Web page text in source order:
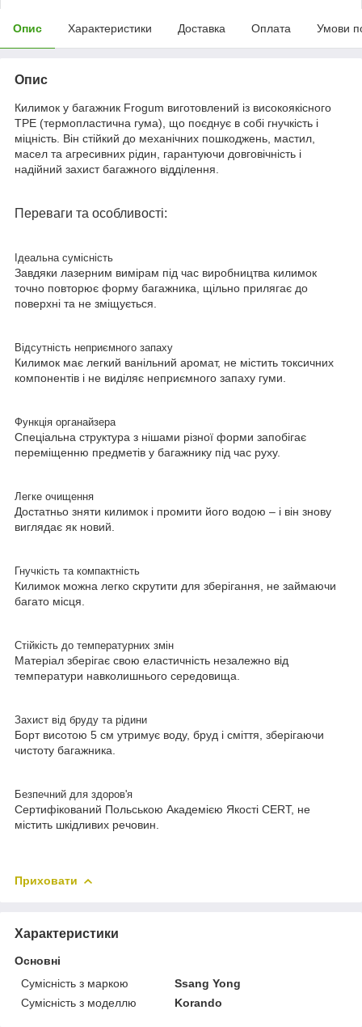
Опис Характеристики Доставка Оплата Умови
Опис
Килимок у багажник Frogum виготовлений із високоякісного
TPE (термопластична гума), що поєднує в собі гнучкість і
міцність. Він стійкий до механічних пошкоджень, мастил,
масел та агресивних рідин, гарантуючи довговічність і
надійний захист багажного відділення.
Переваги та особливості:
Ідеальна сумісність
Завдяки лазерним вимірам під час виробництва килимок
точно повторює форму багажника, щільно прилягає до
поверхні та не зміщується.
Відсутність неприємного запаху
Килимок має легкий ванільний аромат, не містить токсичних
компонентів і не виділяє неприємного запаху гуми.
Функція органайзера
Спеціальна структура з нішами різної форми запобігає
переміщенню предметів у багажнику під час руху.
Легке очищення
Достатньо зняти килимок і промити його водою – і він знову
виглядає як новий.
Гнучкість та компактність
Килимок можна легко скрутити для зберігання, не займаючи
багато місця.
Стійкість до температурних змін
Матеріал зберігає свою еластичність незалежно від
температури навколишнього середовища.
Захист від бруду та рідини
Борт висотою 5 см утримує воду, бруд і сміття, зберігаючи
чистоту багажника.
Безпечний для здоров'я
Сертифікований Польською Академією Якості CERT, не
містить шкідливих речовин.
Приховати
Характеристики
Основні
Сумісність з маркою
Ssang Yong
Сумісність з моделлю
Korando